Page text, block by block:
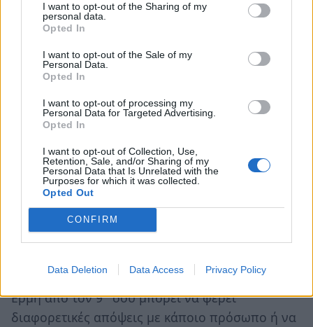
I want to opt-out of the Sharing of my
personal data.
Opted In
I want to opt-out of the Sale of my
Personal Data.
Opted In
I want to opt-out of processing my
Personal Data for Targeted Advertising.
Opted In
I want to opt-out of Collection, Use,
Retention, Sale, and/or Sharing of my
Personal Data that Is Unrelated with the
Purposes for which it was collected.
Opted Out
CONFIRM
Data Deletion Data Access Privacy Policy
Η Σελήνη εξακολουθεί να κινείται στον Ζυγό και
στον 12 σου, γι' αυτό και η ημέρα σε καλεί να
κινηθείς με χαμηλούς τόνους και να δώσεις
μια καλή ευκαιρία να ξεκουραστείς, να κλείσεις
εκκρεμότητες και να αφήσεις πίσω σου
καταστάσεις που σε είχαν κουράσει ψυχικά. Η
διαίσθησή σου είναι ιδιαίτερα δυνατή και θα σε
βοηθήσει να καταλάβεις ποιοι άνθρωποι
το βράδυ, το τετράγωνο της Σελήνης με τον
Ερμή από τον 9οσου μπορεί να φέρει
διαφορετικές απόψεις με κάποιο πρόσωπο ή να